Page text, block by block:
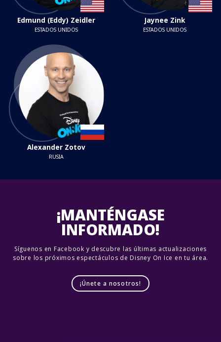
Edmund (Eddy) Zeidler
ESTADOS UNIDOS
Jaynee Zink
ESTADOS UNIDOS
Alexander Zotov
RUSIA
¡MANTÉNGASE
INFORMADO!
Síguenos en Facebook y descubre las últimas actualizaciones
sobre los próximos espectáculos de Disney On Ice en tu área.
¡Únete a nosotros!